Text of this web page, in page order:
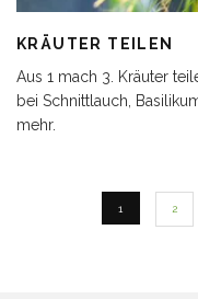
KRÄUTER TEILEN
Aus 1 mach 3. Kräuter
bei Schnittlauch,
mehr.
1 2